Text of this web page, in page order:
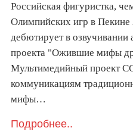
Российская фигуристка,
Олимпийских игр в
дебютирует в
проекта "Ожившие мифы
Мультимедийный проект
коммуникациям
мифы…
Подробнее..